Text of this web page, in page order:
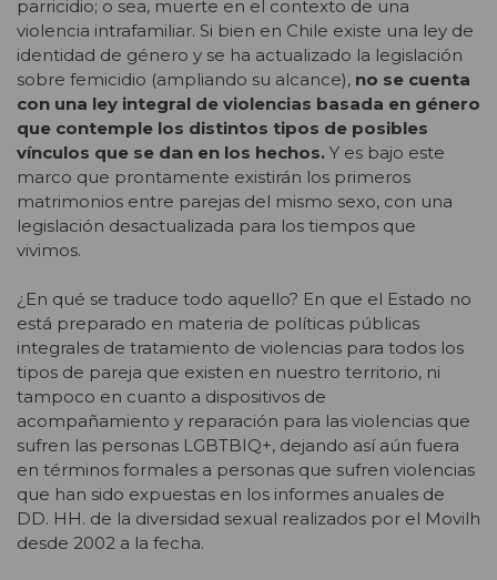
parricidio; o sea, muerte en el contexto de una
violencia intrafamiliar. Si bien en Chile existe una ley de
identidad de género y se ha actualizado la legislación
sobre femicidio (ampliando su alcance), no se cuenta
con una ley integral de violencias basada en género
que contemple los distintos tipos de posibles
vínculos que se dan en los hechos. Y es bajo este
marco que prontamente existirán los primeros
matrimonios entre parejas del mismo sexo, con una
legislación desactualizada para los tiempos que
vivimos.
¿En qué se traduce todo aquello? En que el Estado no
está preparado en materia de políticas públicas
integrales de tratamiento de violencias para todos los
tipos de pareja que existen en nuestro territorio, ni
tampoco en cuanto a dispositivos de
acompañamiento y reparación para las violencias que
sufren las personas LGBTBIQ+, dejando así aún fuera
en términos formales a personas que sufren violencias
que han sido expuestas en los informes anuales de
DD. HH. de la diversidad sexual realizados por el Movilh
desde 2002 a la fecha.